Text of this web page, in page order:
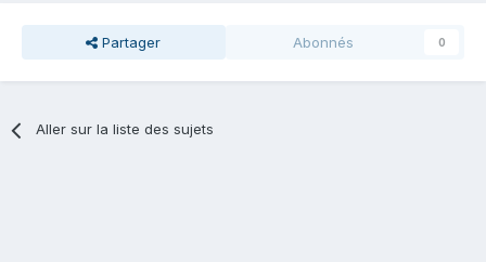
Partager Abonnés 0
Aller sur la liste des sujets